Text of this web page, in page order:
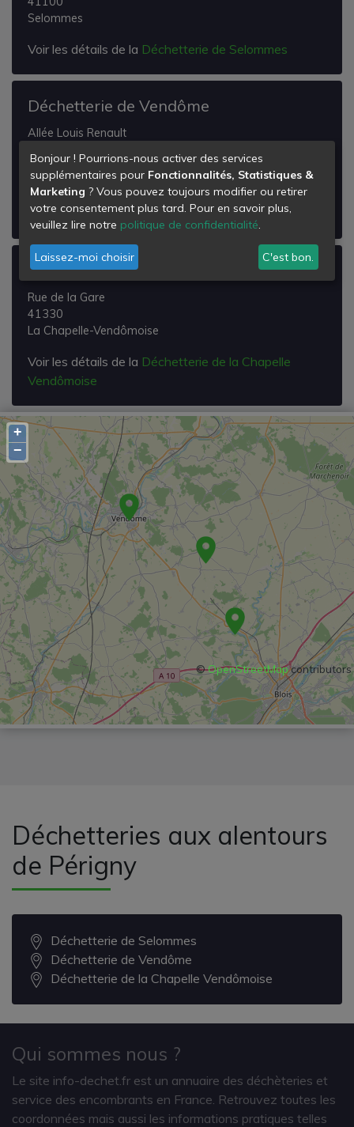
Selommes
Voir les détails de la Déchetterie de Selommes
Déchetterie de Vendôme
Allée Louis Renault
41100
Vendôme
Voir les détails de laDéchetterie de Vendôme
Déchetterie de la Chapelle Vendômoise
Rue de la Gare
41330
La Chapelle-Vendômoise
Voir les détails de la Déchetterie de la Chapelle
Vendômoise
+
−
©OpenStreetMapcontributors
Déchetteries aux alentours
de Périgny
Déchetterie de Selommes
Déchetterie de Vendôme
Déchetterie de la Chapelle Vendômoise
Qui sommes nous ?
Le site info-dechet.fr est un annuaire des déchèteries et
service des encombrants en France. Retrouvez toutes les
coordonnées mais aussi les informations pratiques telles
Bonjour ! Pourrions-nous activer des services
supplémentaires pour Fonctionnalités, Statistiques &
Marketing ? Vous pouvez toujours modifier ou retirer
votre consentement plus tard. Pour en savoir plus,
veuillez lire notre politique de confidentialité.
Laissez-moi choisir C'est bon.